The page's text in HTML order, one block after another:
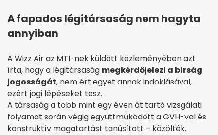
A fapados légitársaság nem hagyta
annyiban
A Wizz Air az MTI-nek küldött közleményében azt
írta, hogy a légitársaság megkérdőjelezi a bírság
jogosságát, nem ért egyet annak indoklásával,
ezért jogi lépéseket tesz.
A társaság a több mint egy éven át tartó vizsgálati
folyamat során végig együttműködött a GVH-val és
konstruktív magatartást tanúsított – közölték.